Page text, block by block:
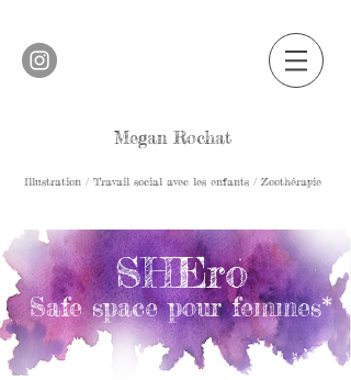
Megan Rochat
Illustration / Travail social avec les enfants / Zoothérapie
SHEro
Safe space pour femmes*